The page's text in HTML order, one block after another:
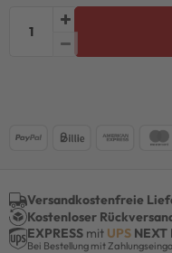
Versandkostenfreie
Kostenloser
EXPRESS mit UPS NEXT
Bei Bestellung mit